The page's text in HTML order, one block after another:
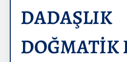
DADAŞLIK
DOĞMATİK